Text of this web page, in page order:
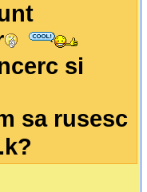
si
sa rusesc